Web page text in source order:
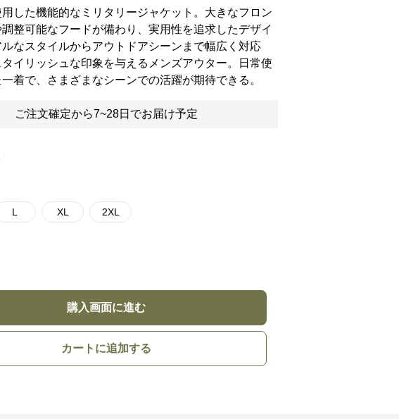
した機能的なミリタリージャケット。大きなフロン
調整可能なフードが備わり、実用性を追求したデザイ
なスタイルからアウトドアシーンまで幅広く対応
タイリッシュな印象を与えるメンズアウター。日常使
着で、さまざまなシーンでの活躍が期待できる。
ご注文確定から7~28日でお届け予定
L XL 2XL
購入画面に進む
カートに追加する